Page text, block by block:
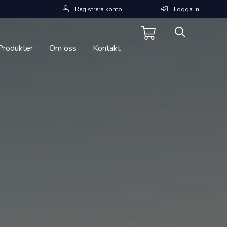
Registrera konto Logga in
Om oss Kontakt